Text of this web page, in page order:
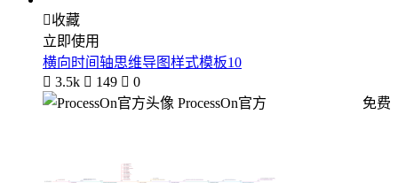
收藏
立即使用
横向时间轴思维导图样式模板10
 3.5k  149  0
ProcessOn官方
免费